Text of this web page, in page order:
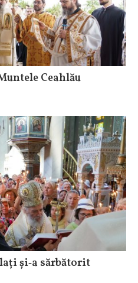
Ceahlău
și‑a sărbătorit